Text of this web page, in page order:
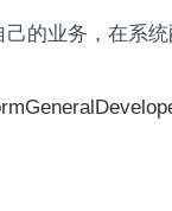
的业务，在系